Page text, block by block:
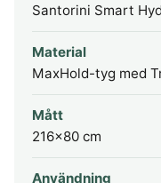
Santorini Smart
Material
MaxHold-tyg med
Mått
216x80 cm
Användning